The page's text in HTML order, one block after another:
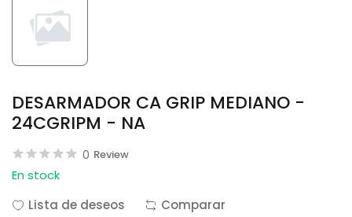
DESARMADOR CA GRIP MEDIANO -
24CGRIPM - NA
0 Review
En stock
Lista de deseos
Comparar